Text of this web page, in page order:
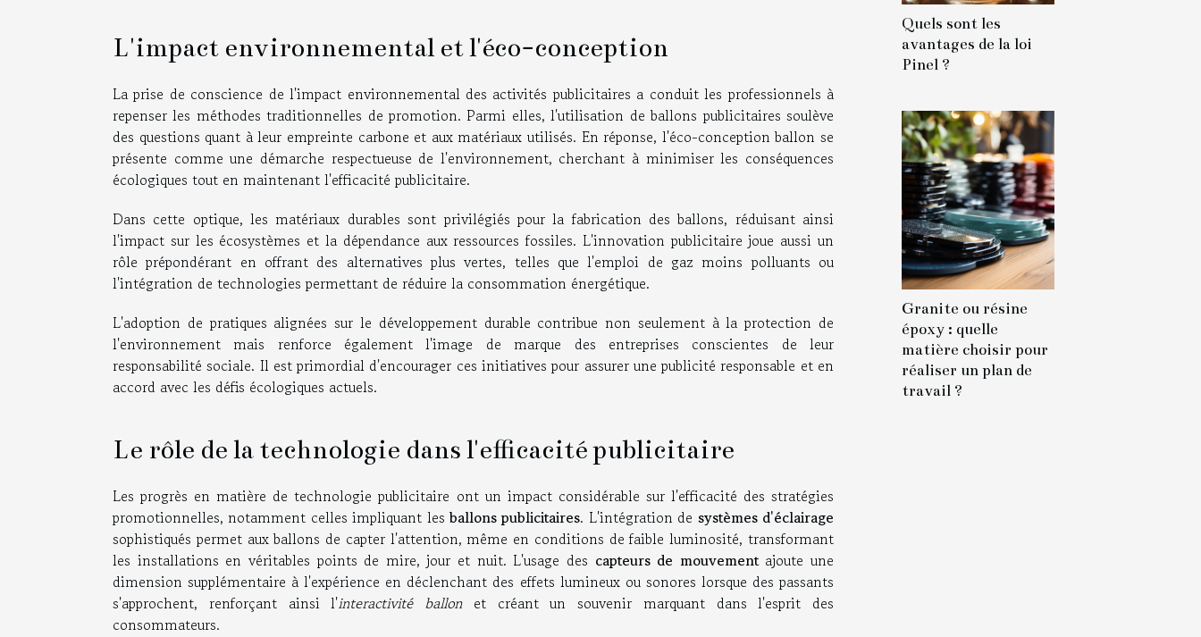
L'impact environnemental et l'éco-conception
La prise de conscience de l'impact environnemental des activités publicitaires a conduit les professionnels à
repenser les méthodes traditionnelles de promotion. Parmi elles, l'utilisation de ballons publicitaires soulève
des questions quant à leur empreinte carbone et aux matériaux utilisés. En réponse, l'éco-conception ballon se
présente comme une démarche respectueuse de l'environnement, cherchant à minimiser les conséquences
écologiques tout en maintenant l'efficacité publicitaire.
Dans cette optique, les matériaux durables sont privilégiés pour la fabrication des ballons, réduisant ainsi
l'impact sur les écosystèmes et la dépendance aux ressources fossiles. L'innovation publicitaire joue aussi un
rôle prépondérant en offrant des alternatives plus vertes, telles que l'emploi de gaz moins polluants ou
l'intégration de technologies permettant de réduire la consommation énergétique.
L'adoption de pratiques alignées sur le développement durable contribue non seulement à la protection de
l'environnement mais renforce également l'image de marque des entreprises conscientes de leur
responsabilité sociale. Il est primordial d'encourager ces initiatives pour assurer une publicité responsable et en
accord avec les défis écologiques actuels.
Le rôle de la technologie dans l'efficacité publicitaire
Les progrès en matière de technologie publicitaire ont un impact considérable sur l'efficacité des stratégies
promotionnelles, notamment celles impliquant les ballons publicitaires. L'intégration de systèmes d'éclairage
sophistiqués permet aux ballons de capter l'attention, même en conditions de faible luminosité, transformant
les installations en véritables points de mire, jour et nuit. L'usage des capteurs de mouvementajoute une
dimension supplémentaire à l'expérience en déclenchant des effets lumineux ou sonores lorsque des passants
s'approchent, renforçant ainsi l'interactivité ballonet créant un souvenir marquant dans l'esprit des
consommateurs.
Quels sont les
avantages de la loi
Pinel ?
Granite ou résine
époxy : quelle
matière choisir pour
réaliser un plan de
travail ?